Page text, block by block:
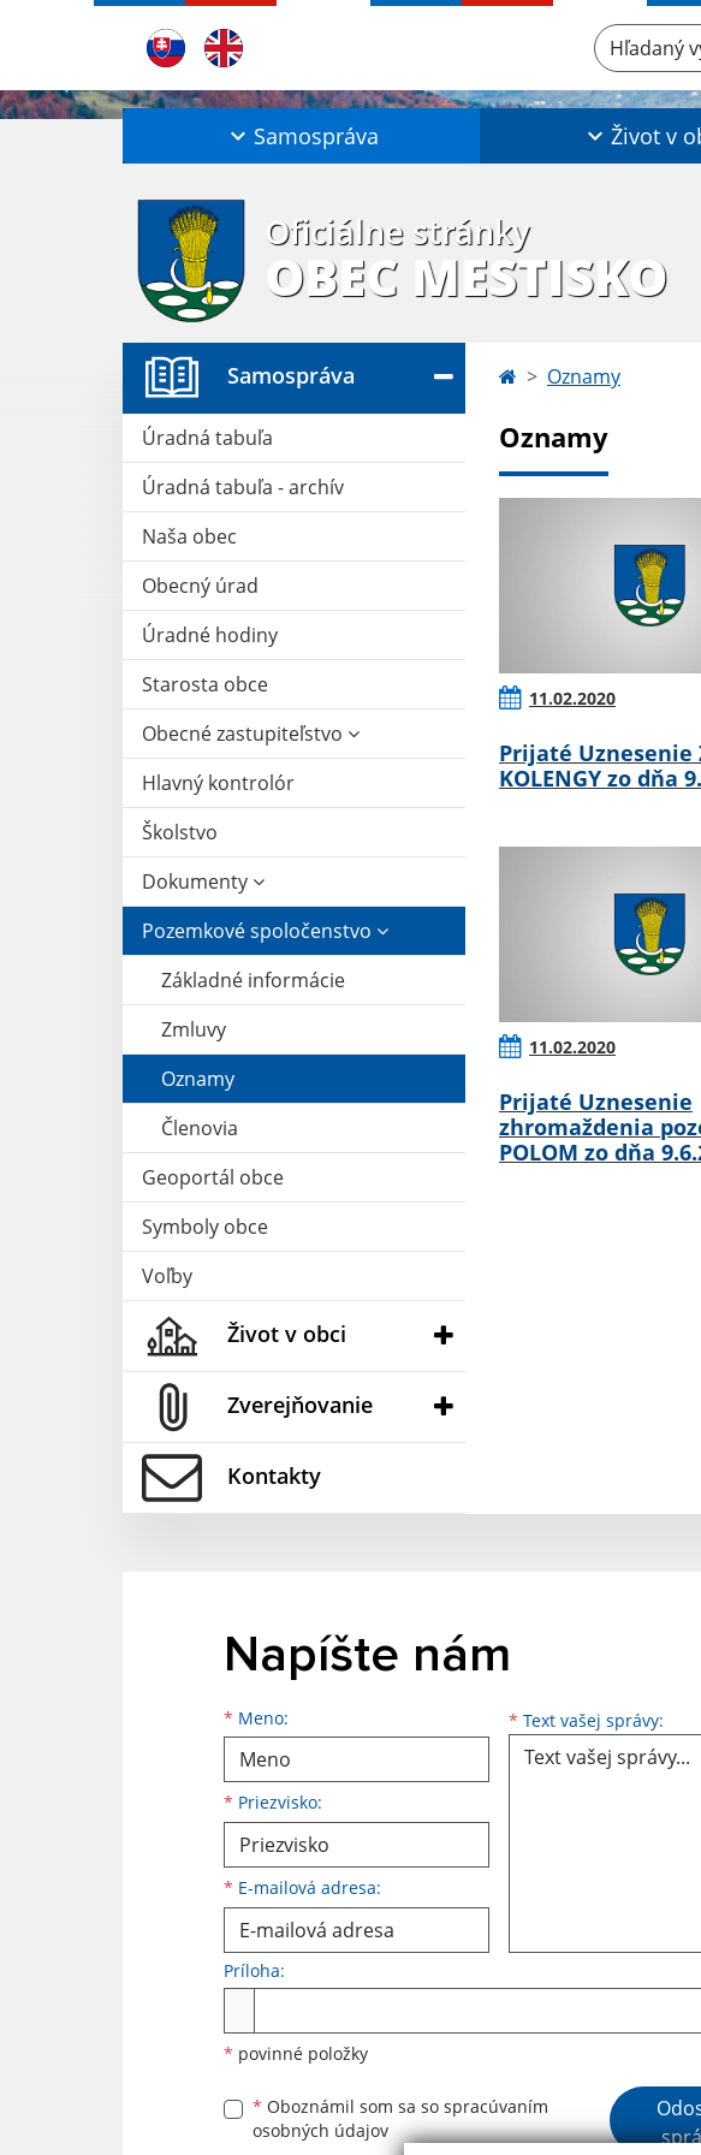
Hľadaný
Samospráva Život v
Oficiálne stránky
OBEC MESTISKO
Samospráva
Úradná tabuľa
Úradná tabuľa - archív
Naša obec
Obecný úrad
Úradné hodiny
Starosta obce
Obecné zastupiteľstvo
Hlavný kontrolór
Školstvo
Dokumenty
Pozemkové spoločenstvo
Základné informácie
Zmluvy
Oznamy
Členovia
Geoportál obce
Symboly obce
Voľby
Život v obci
Zverejňovanie
Kontakty
Oznamy
Oznamy
11.02.2020
Prijaté Uznesenie
KOLENGY zo dňa
11.02.2020
Prijaté Uznesenie
zhromaždenia
POLOM zo dňa
Napíšte nám
* Meno:
Meno
* Priezvisko:
Priezvisko
* E-mailová adresa:
E-mailová adresa * Text vašej správy:
Príloha:
* povinné položky
* Oboznámil som sa so spracúvaním
osobných údajov
Google